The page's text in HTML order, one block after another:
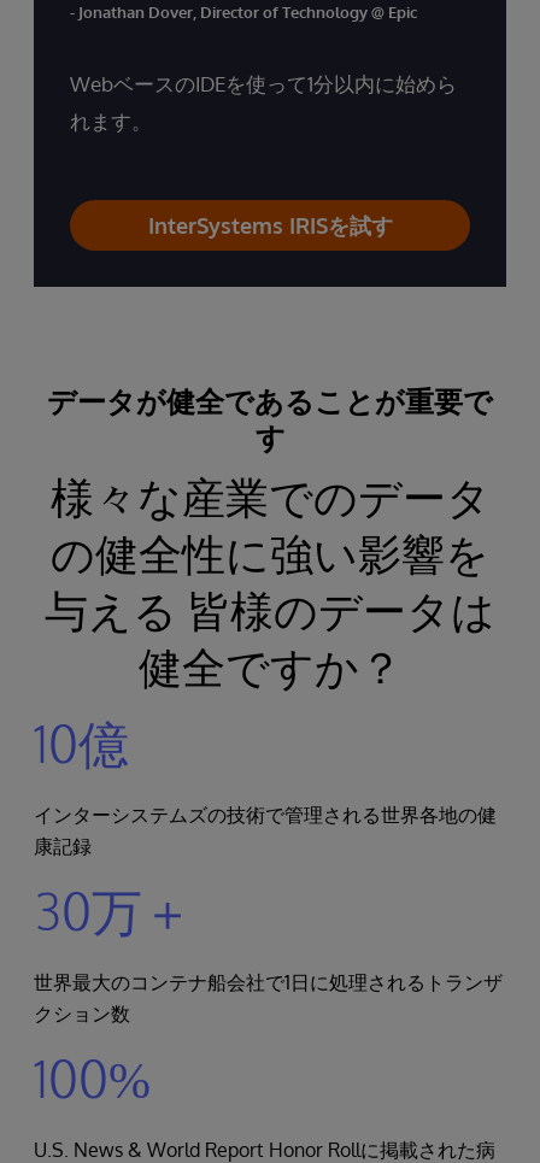
- Jonathan Dover, Director of Technology @ Epic
WebベースのIDEを使って1分以内に始めら
れます。
InterSystems IRISを試す
データが健全であることが重要で
す
様々な産業でのデータ
の健全性に強い影響を
与える 皆様のデータは
健全ですか？
10億
インターシステムズの技術で管理される世界各地の健
康記録
30万＋
世界最大のコンテナ船会社で1日に処理されるトランザ
クション数
100%
U.S. News & World Report Honor Rollに掲載された病